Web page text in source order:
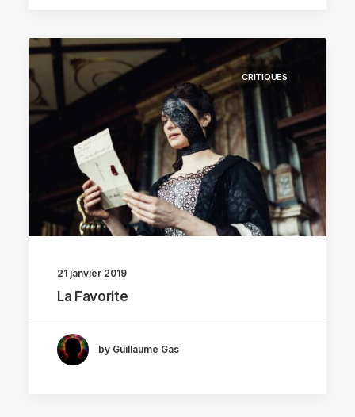
CRITIQUES
21 janvier 2019
La Favorite
by Guillaume Gas